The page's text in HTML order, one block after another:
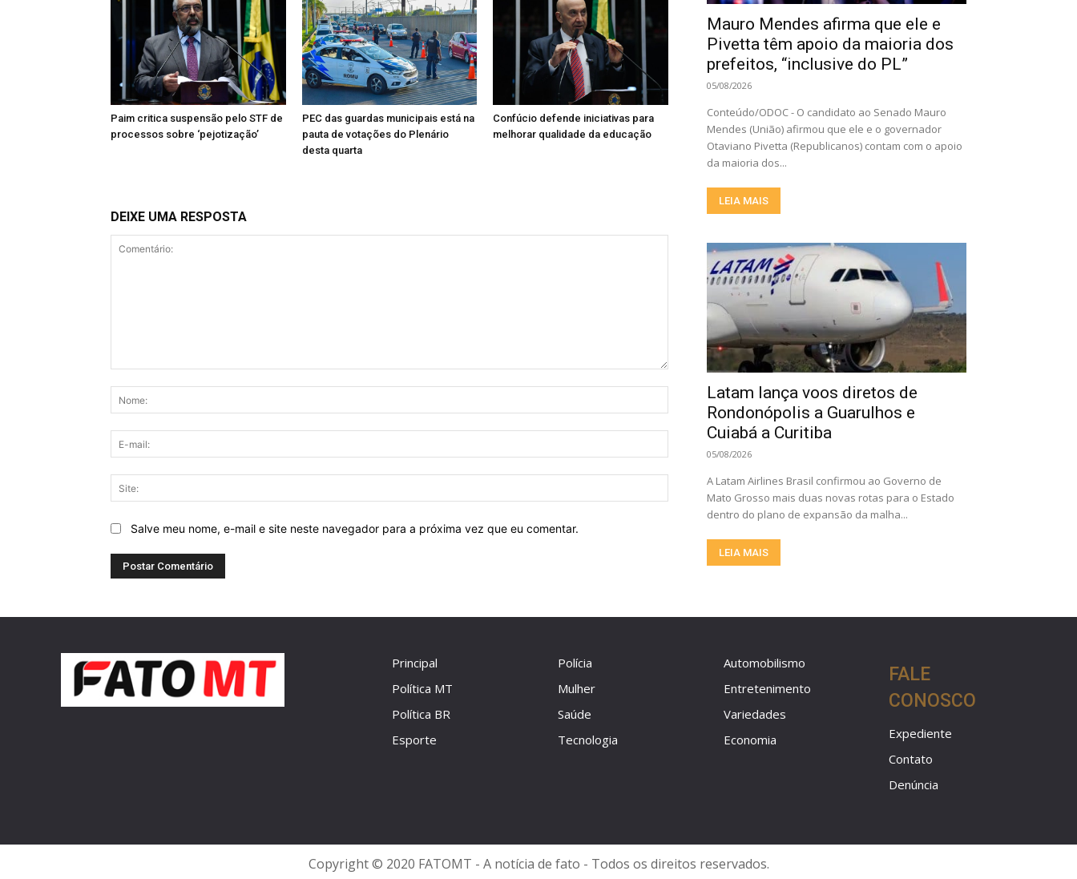
Paim critica suspensão pelo STF de
processos sobre ‘pejotização’
PEC das guardas municipais está na
pauta de votações do Plenário
desta quarta
Confúcio defende iniciativas para
melhorar qualidade da educação
DEIXE UMA RESPOSTA
mail:
Salve meu nome, e-mail e site neste navegador para a próxima vez que eu comentar.
Mauro Mendes afirma que ele e
Pivetta têm apoio da maioria dos
prefeitos, “inclusive do PL”
05/08/2026
Conteúdo/ODOC - O candidato ao Senado Mauro
Mendes (União) afirmou que ele e o governador
Otaviano Pivetta (Republicanos) contam com o apoio
da maioria dos...
LEIA MAIS
Latam lança voos diretos de
Rondonópolis a Guarulhos e
Cuiabá a Curitiba
05/08/2026
A Latam Airlines Brasil confirmou ao Governo de
Mato Grosso mais duas novas rotas para o Estado
dentro do plano de expansão da malha...
LEIA MAIS
Principal
Política MT
Política BR
Esporte
Polícia
Mulher
Saúde
Tecnologia
Automobilismo
Entretenimento
Variedades
Economia
FALE
CONOSCO
Expediente
Contato
Denúncia
Copyright © 2020 FATOMT - A notícia de fato - Todos os direitos reservados.